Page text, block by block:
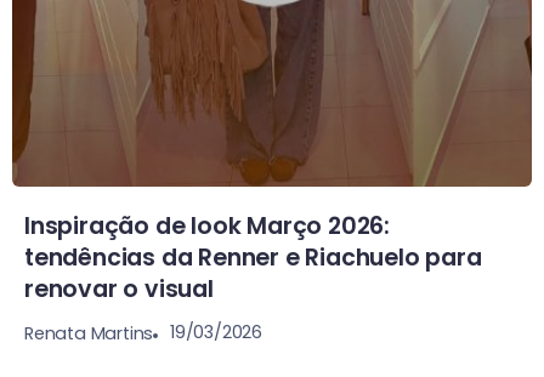
Inspiração de look Março 2026:
tendências da Renner e Riachuelo para
renovar o visual
Renata Martins 19/03/2026